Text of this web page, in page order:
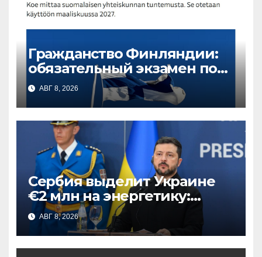
Гражданство Финляндии:
обязательный экзамен по
истории и законам страны
— что нужно знать
АВГ 8, 2026
Сербия выделит Украине
€2 млн на энергетику:
поддержка перед зимним
сезоном
АВГ 8, 2026